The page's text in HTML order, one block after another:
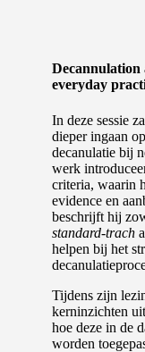
Decannulation
everyday
In deze sessie
dieper ingaan
decanulatie bij
werk
criteria, waarin
evidence en
beschrijft hij
standard-trach
helpen bij het
Tijdens zijn
kerninzichten
hoe deze in de
worden